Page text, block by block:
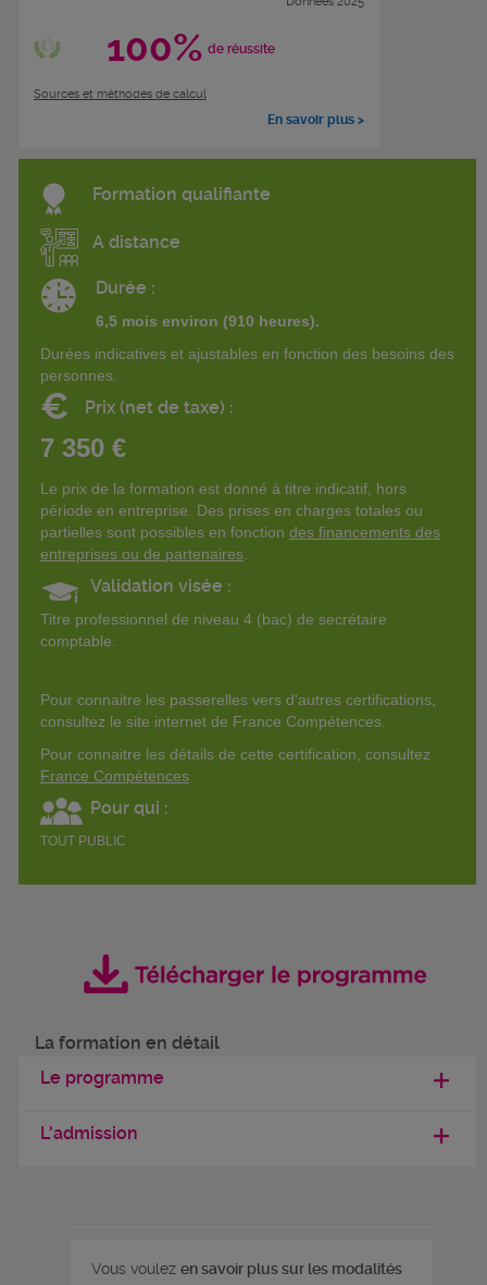
100% de réussite
Sources et méthodes de calcul
En savoir plus >
Formation qualifiante
A distance
Durée :
6,5 mois environ (910 heures).
Durées indicatives et ajustables en fonction des besoins des
personnes.
€ Prix (net de taxe) :
7 350 €
Le prix de la formation est donné à titre indicatif, hors
période en entreprise. Des prises en charges totales ou
partielles sont possibles en fonction des financements des
entreprises ou de partenaires
Validation visée :
Titre professionnel de niveau 4 (bac) de secrétaire
comptable.
Pour connaitre les passerelles vers d'autres certifications,
consultez le site internet de France Compétences.
Pour connaitre les détails de cette certification, consultez
France Compétences
Pour qui :
TOUT PUBLIC
La formation en détail
Le programme
L'admission
Vous voulez en savoir plus sur les modalités